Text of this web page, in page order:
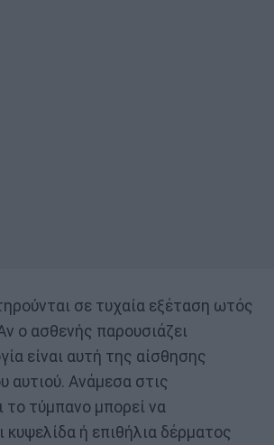
σε τυχαία εξέταση ωτός
ο ασθενής παρουσιάζει
είναι αυτή της αίσθησης
αυτιού. Ανάμεσα στις
το τύμπανο μπορεί να
ή επιθήλια δέρματος